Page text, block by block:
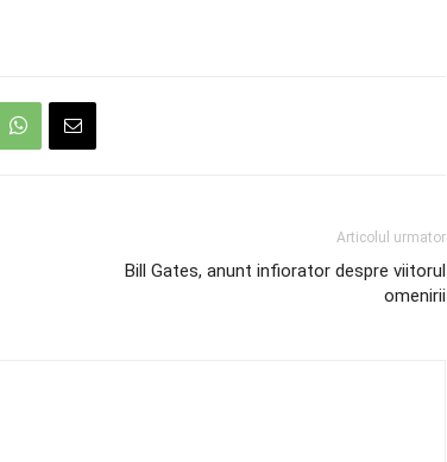
Articolul urmator
Bill Gates, anunt infiorator despre viitorul
omenirii